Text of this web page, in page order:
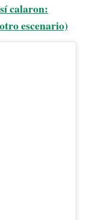
calaron:
escenario)